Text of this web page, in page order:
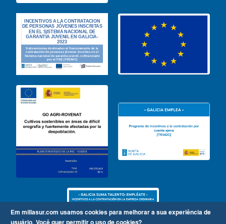
Em millasur.com usamos cookies para melhorar a sua experiência de
usuário. Você quer permitir o uso de cookies?